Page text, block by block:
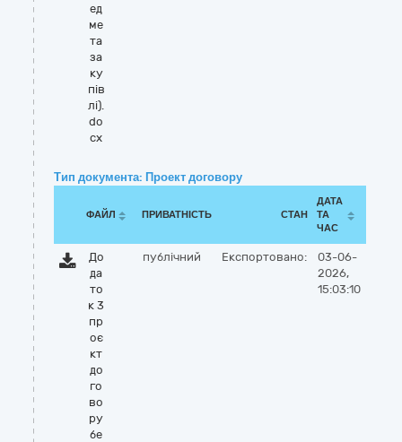
ед
ме
та
за
ку
пів
лі).
do
cx
Тип документа: Проект договору
ФАЙЛ ПРИВАТНІСТЬ СТАН
ДАТА
ТА
ЧАС
До
да
то
к 3
пр
оє
кт
до
го
во
ру
бе
публічний Експортовано:
03-06-
2026,
15:03:10